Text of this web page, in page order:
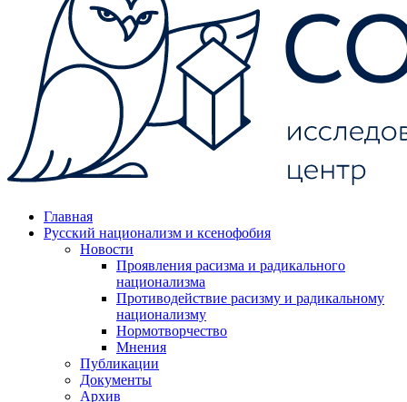
Главная
Русский национализм и ксенофобия
Новости
Проявления расизма и радикального
национализма
Противодействие расизму и радикальному
национализму
Нормотворчество
Мнения
Публикации
Документы
Архив